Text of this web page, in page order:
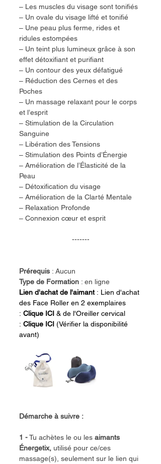
– Les muscles du visage sont tonifiés
– Un ovale du visage lifté et tonifié
– Une peau plus ferme, rides et
ridules estompées
– Un teint plus lumineux grâce à son
effet détoxifiant et purifiant
– Un contour des yeux défatigué
– Réduction des Cernes et des
Poches
– Un massage relaxant pour le corps
et l’esprit
– Stimulation de la Circulation
Sanguine
– Libération des Tensions
– Stimulation des Points d’Énergie
– Amélioration de l’Élasticité de la
Peau
– Détoxification du visage
– Amélioration de la Clarté Mentale
– Relaxation Profonde
– Connexion cœur et esprit
-------
Prérequis : Aucun
Type de Formation : en ligne
Lien d'achat de l'aimant : Lien d'achat
des Face Roller en 2 exemplaires
: Clique ICI & de l'Oreiller cervical
: Clique ICI (Vérifier la disponibilité
avant)﻿
Démarche à suivre :
1 - Tu achètes le ou les aimants
Énergetix, utilisé pour ce/ces
massage(s), seulement sur le lien qui